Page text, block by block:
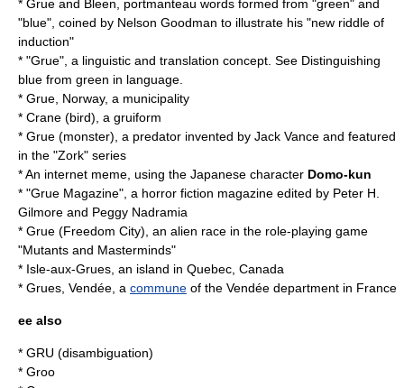
* Grue and Bleen , portmanteau words formed from "green" and
"blue", coined by Nelson Goodman to illustrate his "new riddle of
induction"
* "Grue", a linguistic and translation concept. See Distinguishing
blue from green in language
* Grue, Norway, a municipality
* Crane (bird) , a gruiform
* Grue (monster) , a predator invented by Jack Vance and featured
in the "Zork" series
* An internet meme, using the Japanese character Domo-kun
* "Grue Magazine", a horror fiction magazine edited by Peter H.
Gilmore and Peggy Nadramia
* Grue (Freedom City) , an alien race in the role-playing game
"Mutants and Masterminds"
* Isle-aux-Grues , an island in Quebec, Canada
* Grues, Vendée , a commune of the Vendée department in France
ee also
* GRU (disambiguation)
* Groo